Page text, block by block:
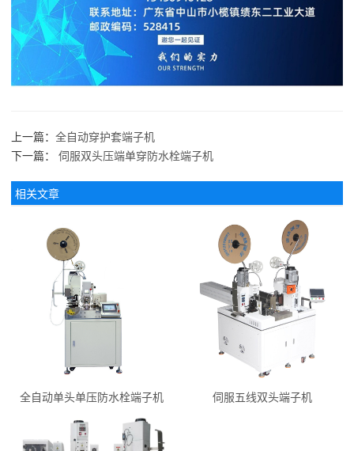
上一篇： 全自动穿护套端子机
下一篇： 伺服双头压端单穿防水栓端子机
相关文章
全自动单头单压防水栓端子机 伺服五线双头端子机